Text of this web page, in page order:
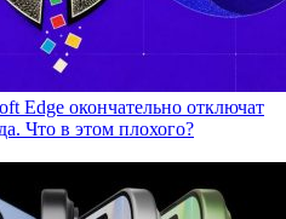
Edge окончательно отключат
Что в этом плохого?